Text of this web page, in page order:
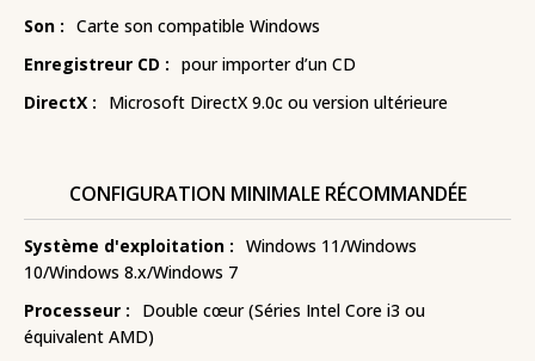
Son : Carte son compatible Windows
Enregistreur CD : pour importer d’un CD
DirectX :
Microsoft DirectX 9.0c ou version ultérieure
CONFIGURATION MINIMALE RÉCOMMANDÉE
Système d'exploitation : Windows 11/Windows
10/Windows 8.x/Windows 7
Processeur :
Double cœur (Séries Intel Core i3 ou
équivalent AMD)